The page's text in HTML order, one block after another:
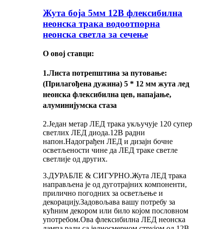
Жута боја 5мм 12В флексибилна
неонска трака водоотпорна
неонска светла за сечење
О овој ставци:
1.Листа потрепштина за путовање:
(Прилагођена дужина) 5 * 12 мм жута лед
неонска флексибилна цев, напајање,
алуминијумска стаза
2.Један метар ЛЕД трака укључује 120 супер
светлих ЛЕД диода.12В радни
напон.Надограђен ЛЕД и дизајн бочне
осветљености чине да ЛЕД траке светле
светлије од других.
3.ДУРАБЛЕ & СИГУРНО.Жута ЛЕД трака
направљена је од дуготрајних компоненти,
прилично погодних за осветљење и
декорацију.Задовољава вашу потребу за
кућним декором или било којом пословном
употребом.Ова флексибилна ЛЕД неонска